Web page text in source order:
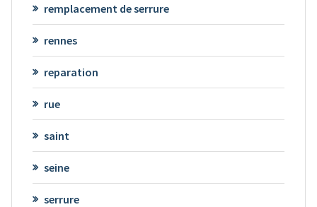
remplacement de serrure
rennes
reparation
rue
saint
seine
serrure